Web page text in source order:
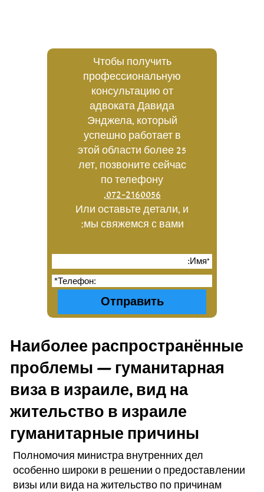
Чтобы получить
профессиональную
консультацию от
адвоката Давида
Энджела, который
успешно работает в
этой области более 25
лет, позвоните сейчас
по телефону
072-2160056
,
Или оставьте детали, и
мы свяжемся с вами:
Наиболее распространённые
проблемы — гуманитарная
виза в израиле, вид на
жительство в израиле
гуманитарные причины
Полномочия министра внутренних дел
особенно широки в решении о предоставлении
визы или вида на жительство по причинам